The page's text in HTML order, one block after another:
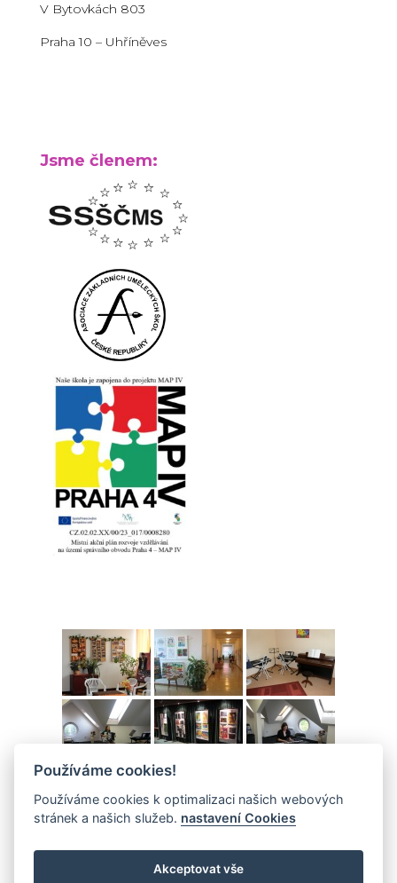
V Bytovkách 803
Praha 10 – Uhříněves
Jsme členem:
Používáme cookies!
Používáme cookies k optimalizaci našich webových
stránek a našich služeb. nastavení Cookies
Akceptovat vše